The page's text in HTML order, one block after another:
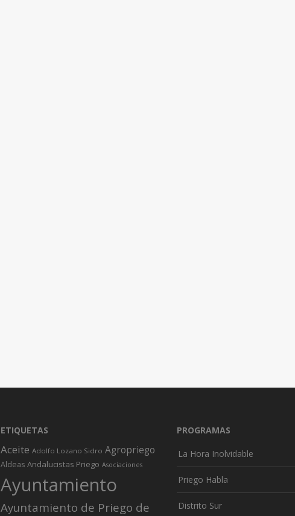
ETIQUETAS
Aceite Adolfo Lozano Sidro Agropriego
Aldeas Andalucistas Priego Asociaciones
Ayuntamiento
Ayuntamiento de Priego de
PROGRAMAS
La Hora Inolvidable
Priego Habla
Distrito Sur